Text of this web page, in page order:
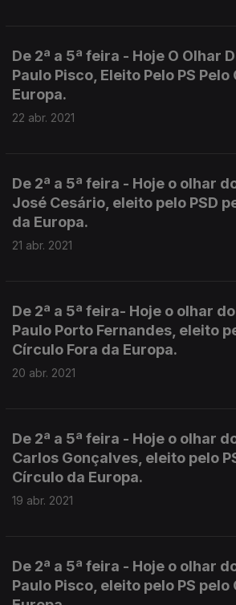
De 2ª a 5ª feira - Hoje O Olhar
Paulo Pisco, Eleito Pelo PS Pelo
Europa.
22 abr. 2021
De 2ª a 5ª feira - Hoje o olhar
José Cesário, eleito pelo PSD
da Europa.
21 abr. 2021
De 2ª a 5ª feira- Hoje o olhar
Paulo Porto Fernandes, eleito
Círculo Fora da Europa.
20 abr. 2021
De 2ª a 5ª feira - Hoje o olhar
Carlos Gonçalves, eleito pelo
Círculo da Europa.
19 abr. 2021
De 2ª a 5ª feira - Hoje o olhar
Paulo Pisco, eleito pelo PS pelo